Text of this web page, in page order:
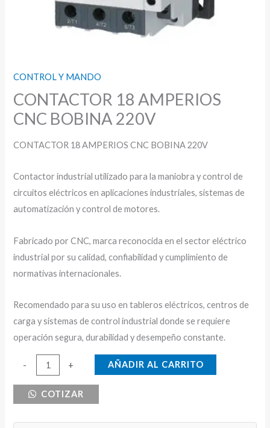
CONTROL Y MANDO
CONTACTOR 18 AMPERIOS
CNC BOBINA 220V
CONTACTOR 18 AMPERIOS CNC BOBINA 220V
Contactor industrial utilizado para la maniobra y control de
circuitos eléctricos en aplicaciones industriales, sistemas de
automatización y control de motores.
Fabricado por CNC, marca reconocida en el sector eléctrico
industrial por su calidad, confiabilidad y cumplimiento de
normativas internacionales.
Recomendado para su uso en tableros eléctricos, centros de
carga y sistemas de control industrial donde se requiere
operación segura, durabilidad y desempeño constante.
-
CONTACTOR
AMPERIOS
+ AÑADIR AL CARRITO
COTIZAR